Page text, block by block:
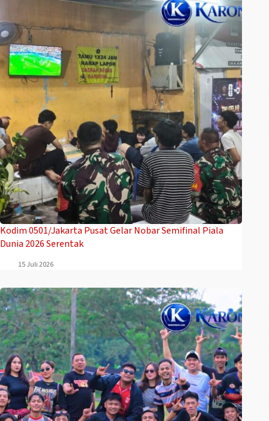
Kodim 0501/Jakarta Pusat Gelar Nobar Semifinal Piala
Dunia 2026 Serentak
15 Juli 2026